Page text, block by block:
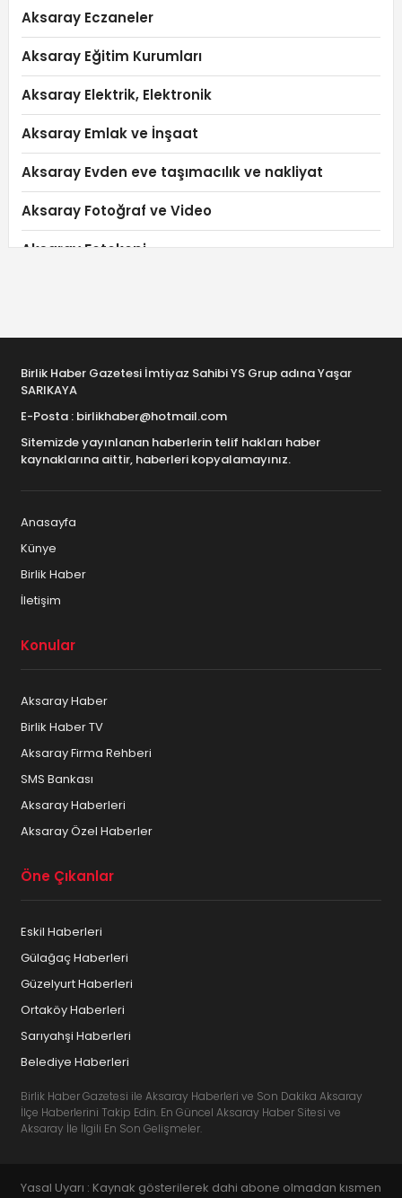
Aksaray Eczaneler
Aksaray Eğitim Kurumları
Aksaray Elektrik, Elektronik
Aksaray Emlak ve İnşaat
Aksaray Evden eve taşımacılık ve nakliyat
Aksaray Fotoğraf ve Video
Aksaray Fotokopi
Aksaray Güvenlik ve Temizlik
Aksaray Halı-Koltuk Yıkama
Aksaray Hediye ve Hediyelik Eşya
Aksaray İkinci el – Spot
Aksaray İletişim ve Telekominikasyon
Aksaray Kargo Dağıtım Firmaları
Aksaray Kuru Temizleme
Aksaray Kuruyemiş ve Kahve
Aksaray Mimar – Mühendis
Aksaray Mobilya ve Beyaz eşya
Aksaray Mücevherat ve Gümüşçülük
Aksaray Muhasebeciler
Aksaray Muhtarları
Aksaray Organizasyon Firmaları
Aksaray Organize Sanayi
Aksaray Otelleri
Aksaray Oto Sanayi
Aksaray Oto Yıkama
Birlik Haber Gazetesi İmtiyaz Sahibi YS Grup adına Yaşar
SARIKAYA
E-Posta : birlikhaber@hotmail.com
Sitemizde yayınlanan haberlerin telif hakları haber
kaynaklarına aittir, haberleri kopyalamayınız.
Anasayfa
Künye
Birlik Haber
İletişim
Konular
Aksaray Haber
Birlik Haber TV
Aksaray Firma Rehberi
SMS Bankası
Aksaray Haberleri
Aksaray Özel Haberler
Öne Çıkanlar
Eskil Haberleri
Gülağaç Haberleri
Güzelyurt Haberleri
Ortaköy Haberleri
Sarıyahşi Haberleri
Belediye Haberleri
Birlik Haber Gazetesi ile Aksaray Haberleri ve Son Dakika Aksaray
İlçe Haberlerini Takip Edin. En Güncel Aksaray Haber Sitesi ve
Aksaray İle İlgili En Son Gelişmeler.
Yasal Uyarı : Kaynak gösterilerek dahi abone olmadan kısmen